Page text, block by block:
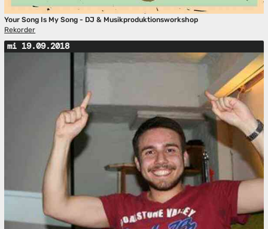
Your Song Is My Song - DJ & Musikproduktionsworkshop
Rekorder
mi 19.09.2018